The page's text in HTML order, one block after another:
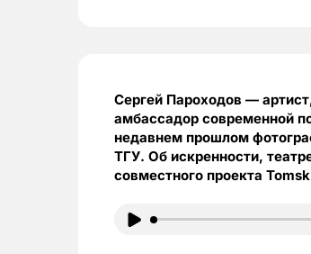
Сергей Пароходов —
амбассадор современной
недавнем прошлом
ТГУ. Об искренности,
совместного проекта